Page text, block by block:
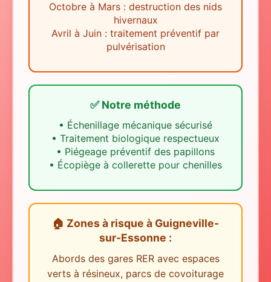
Octobre à Mars : destruction des nids
hivernaux
Avril à Juin : traitement préventif par
pulvérisation
✅ Notre méthode
• Échenillage mécanique sécurisé
• Traitement biologique respectueux
• Piégeage préventif des papillons
• Écopiège à collerette pour chenilles
🏠 Zones à risque à Guigneville-
sur-Essonne :
Abords des gares RER avec espaces
verts à résineux, parcs de covoiturage